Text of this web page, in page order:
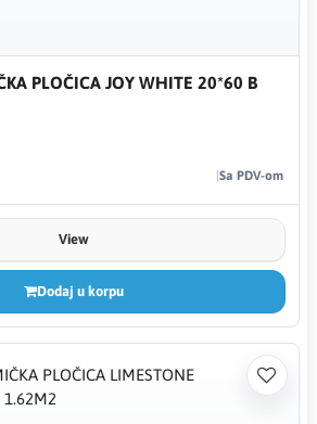
PLOČICA JOY WHITE 20*60 B
Sa PDV-om
View
Dodaj u korpu